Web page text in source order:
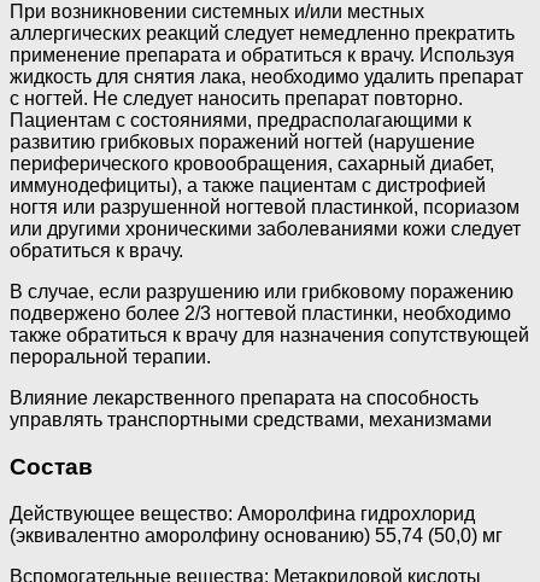
При возникновении системных и/или местных
аллергических реакций следует немедленно прекратить
применение препарата и обратиться к врачу. Используя
жидкость для снятия лака, необходимо удалить препарат
с ногтей. Не следует наносить препарат повторно.
Пациентам с состояниями, предрасполагающими к
развитию грибковых поражений ногтей (нарушение
периферического кровообращения, сахарный диабет,
иммунодефициты), а также пациентам с дистрофией
ногтя или разрушенной ногтевой пластинкой, псориазом
или другими хроническими заболеваниями кожи следует
обратиться к врачу.
В случае, если разрушению или грибковому поражению
подвержено более 2/3 ногтевой пластинки, необходимо
также обратиться к врачу для назначения сопутствующей
пероральной терапии.
Влияние лекарственного препарата на способность
управлять транспортными средствами, механизмами
Состав
Действующее вещество: Аморолфина гидрохлорид
(эквивалентно аморолфину основанию) 55,74 (50,0) мг
Вспомогательные вещества: Метакриловой кислоты